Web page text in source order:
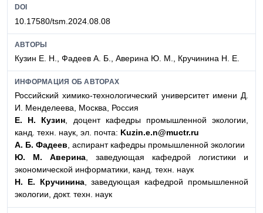
DOI
10.17580/tsm.2024.08.08
АВТОРЫ
Кузин Е. Н., Фадеев А. Б., Аверина Ю. М., Кручинина Н. Е.
ИНФОРМАЦИЯ ОБ АВТОРАХ
Российский химико-технологический университет имени Д.
И. Менделеева, Москва, Россия
Е. Н. Кузин, доцент кафедры промышленной экологии,
канд. техн. наук, эл. почта: Kuzin.e.n@muctr.ru
А. Б. Фадеев, аспирант кафедры промышленной экологии
Ю. М. Аверина, заведующая кафедрой логистики и
экономической информатики, канд. техн. наук
Н. Е. Кручинина, заведующая кафедрой промышленной
экологии, докт. техн. наук